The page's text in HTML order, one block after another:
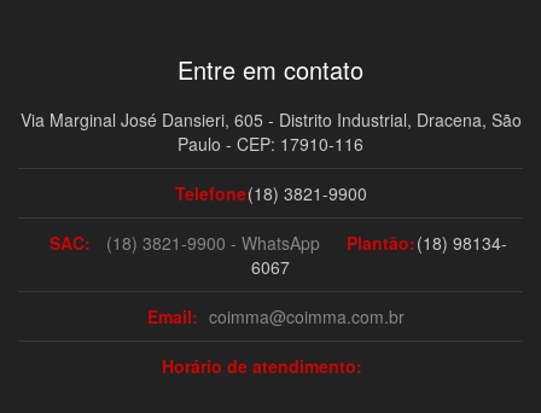
Entre em contato
Via Marginal José Dansieri, 605 - Distrito Industrial, Dracena, São
Paulo - CEP: 17910-116
Telefone:(18) 3821-9900
SAC: (18) 3821-9900 - WhatsApp Plantão:(18) 98134-
6067
Email: coimma@coimma.com.br
Horário de atendimento: